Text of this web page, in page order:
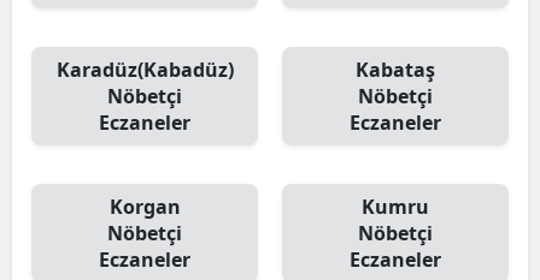
Karadüz(Kabadüz)
Nöbetçi
Eczaneler
Kabataş
Nöbetçi
Eczaneler
Korgan
Nöbetçi
Eczaneler
Kumru
Nöbetçi
Eczaneler